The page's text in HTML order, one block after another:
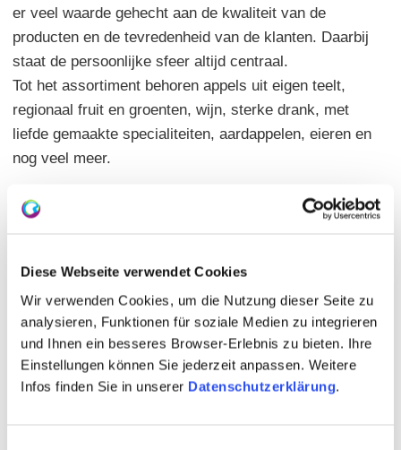
Diese Webseite verwendet Cookies
Wir verwenden Cookies, um die Nutzung dieser Seite zu
analysieren, Funktionen für soziale Medien zu integrieren
und Ihnen ein besseres Browser-Erlebnis zu bieten. Ihre
Einstellungen können Sie jederzeit anpassen. Weitere
Infos finden Sie in unserer Datenschutzerklärung.
er veel waarde gehecht aan de kwaliteit van de
producten en de tevredenheid van de klanten. Daarbij
staat de persoonlijke sfeer altijd centraal.
Tot het assortiment behoren appels uit eigen teelt,
regionaal fruit en groenten, wijn, sterke drank, met
liefde gemaakte specialiteiten, aardappelen, eieren en
nog veel meer.
Een bezoek loont de moeite – overtuig uzelf.